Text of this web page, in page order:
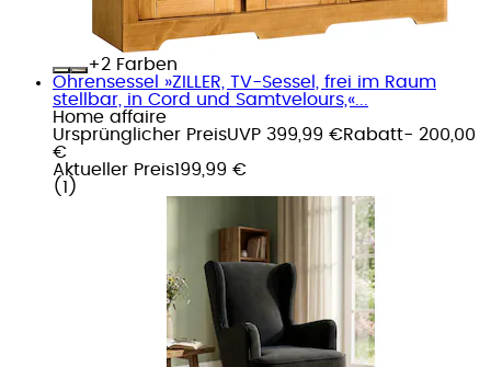
+
Farben
Ohrensessel »ZILLER, TV-Sessel, frei im Raum
stellbar, in Cord und Samtvelours,«...
Home affaire
Ursprünglicher PreisUVP 399,99 €Rabatt- 200,00
€
Aktueller Preis199,99 €
( 1 )